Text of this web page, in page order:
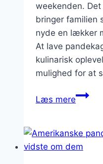
weekenden.
bringer familien
nyde en lækker
At lave
kulinarisk
mulighed for at
Læs mere
en
lækker